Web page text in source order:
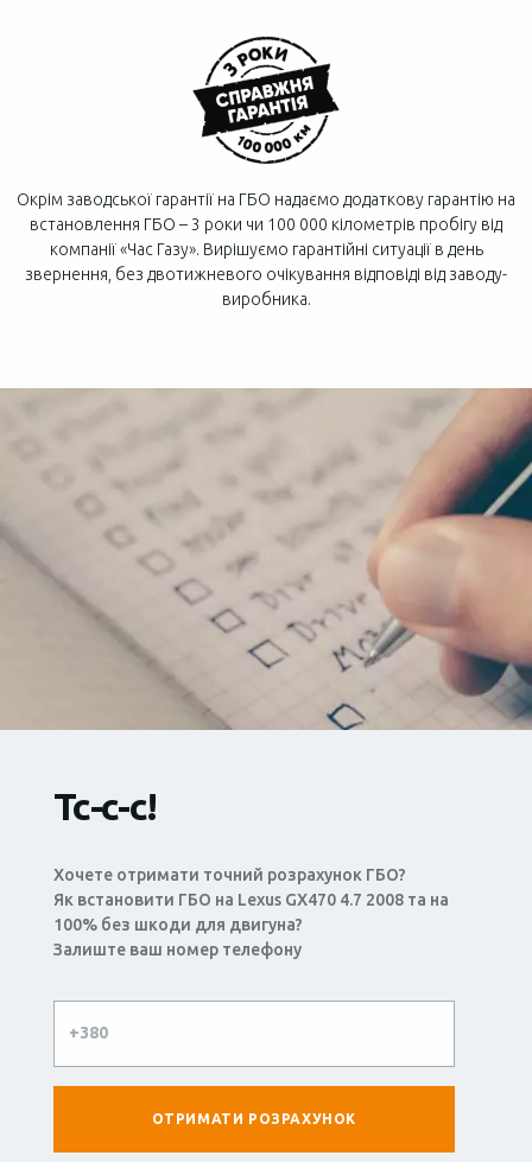
Окрім заводської гарантії на ГБО надаємо додаткову гарантію на
встановлення ГБО – 3 роки чи 100 000 кілометрів пробігу від
компанії «Час Газу». Вирішуємо гарантійні ситуації в день
звернення, без двотижневого очікування відповіді від заводу-
виробника.
Тс-с-с!
Хочете отримати точний розрахунок ГБО?
Як встановити ГБО на Lexus GX470 4.7 2008 та на
100% без шкоди для двигуна?
Залиште ваш номер телефону